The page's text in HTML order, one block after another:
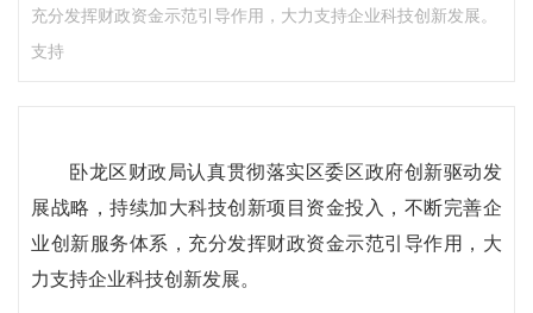
充分发挥财政资金示范引导作用，大力支持企业科技创新发展。
支持
卧龙区财政局认真贯彻落实区委区政府创新驱动发
展战略，持续加大科技创新项目资金投入，不断完善企
业创新服务体系，充分发挥财政资金示范引导作用，大
力支持企业科技创新发展。